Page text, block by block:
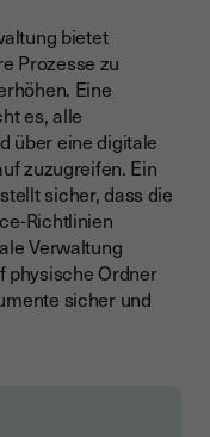
bietet
Prozesse zu
Eine
es, alle
über eine digitale
zuzugreifen. Ein
sicher, dass die
Richtlinien
Verwaltung
physische Ordner
sicher und